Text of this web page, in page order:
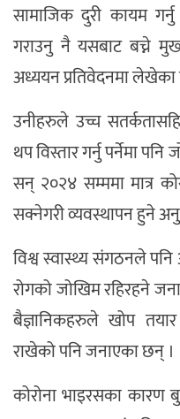
सामाजिक दुरी कायम
गराउनु नै यसबाट बच्ने
अध्ययन प्रतिवेदनमा
उनीहरुले उच्च
थप विस्तार गर्नु पर्नेमा
सन् २०२४ सम्ममा मात्र
सक्नेगरी व्यवस्थापन हुने
विश्व स्वास्थ्य संगठनले
रोगको जोखिम रहिरहने
बैज्ञानिकहरुले खोप तयार
राखेको पनि जनाएका छन् ।
कोरोना भाइरसका कारण